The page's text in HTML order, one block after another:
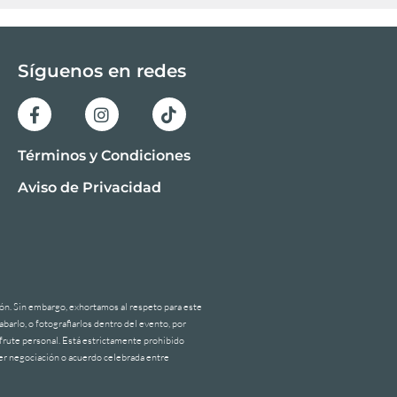
Síguenos en redes
Términos y Condiciones
Aviso de Privacidad
Sin embargo, exhortamos al respeto para este
o fotografiarlos dentro del evento, por
personal. Está estrictamente prohibido
negociación o acuerdo celebrada entre